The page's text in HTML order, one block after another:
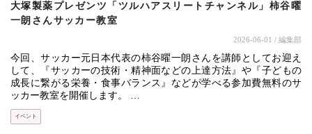
大塚製薬プレゼンツ「ツルハアスリートチャンネル」柿谷曜
一朗さんサッカー教室
2026-06-01 / 編集部
今回、サッカー元日本代表の柿谷曜一朗さんを講師としてお迎え
して、『サッカーの技術・精神面などの上達方法』や『子どもの
成長に繋がる栄養・食事バランス』などが学べる参加費無料のサ
ッカー教室を開催します。 …
イベント